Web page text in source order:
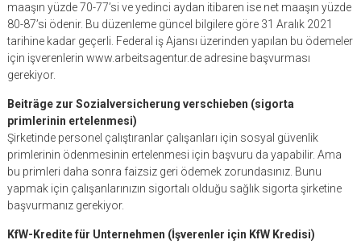
maaşın yüzde 70-77’si ve yedinci aydan itibaren ise net maaşın yüzde
80-87’si ödenir. Bu düzenleme güncel bilgilere göre 31 Aralık 2021
tarihine kadar geçerli. Federal iş Ajansı üzerinden yapılan bu ödemeler
için işverenlerin www.arbeitsagentur.de adresine başvurması
gerekiyor.
Beiträge zur Sozialversicherung verschieben (sigorta
primlerinin ertelenmesi)
Şirketinde personel çalıştıranlar çalışanları için sosyal güvenlik
primlerinin ödenmesinin ertelenmesi için başvuru da yapabilir. Ama
bu primleri daha sonra faizsiz geri ödemek zorundasınız. Bunu
yapmak için çalışanlarınızın sigortalı olduğu sağlık sigorta şirketine
başvurmanız gerekiyor.
KfW-Kredite für Unternehmen (İşverenler için KfW Kredisi)